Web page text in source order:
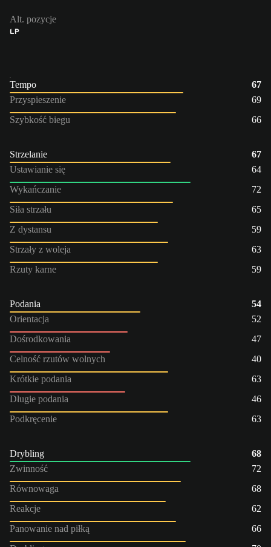
Alt. pozycje
LP
Tempo
67
Przyspieszenie
69
Szybkość biegu
66
Strzelanie
67
Ustawianie się
64
Wykańczanie
72
Siła strzału
65
Z dystansu
59
Strzały z woleja
63
Rzuty karne
59
Podania
54
Orientacja
52
Dośrodkowania
47
Celność rzutów wolnych
40
Krótkie podania
63
Długie podania
46
Podkręcenie
63
Drybling
68
Zwinność
72
Równowaga
68
Reakcje
62
Panowanie nad piłką
66